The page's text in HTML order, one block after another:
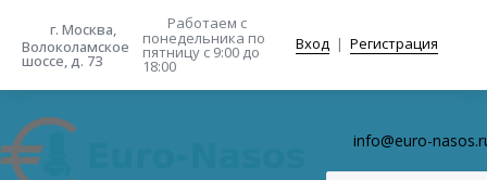
г. Москва,
Волоколамское
шоссе, д. 73
Работаем с
понедельника по
пятницу с 9:00 до
18:00
Вход | Регистрация
info@euro-